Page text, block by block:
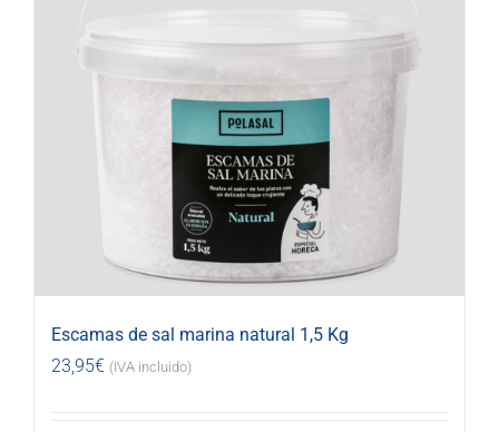
Escamas de sal marina natural 1,5 Kg
23,95€ (IVA incluido)